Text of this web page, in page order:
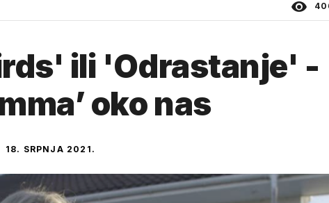
ili 'Odrastanje' -
oko nas
18. SRPNJA 2021.